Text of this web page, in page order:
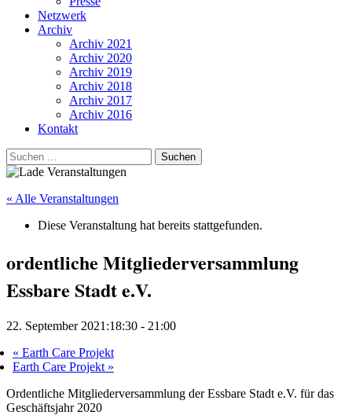
Netzwerk
Archiv
Archiv 2021
Archiv 2020
Archiv 2019
Archiv 2018
Archiv 2017
Archiv 2016
Kontakt
Suchen
nach:
« Alle Veranstaltungen
Diese Veranstaltung hat bereits stattgefunden.
ordentliche Mitgliederversammlung
Essbare Stadt e.V.
22. September 2021:18:30 - 21:00
« Earth Care Projekt
Earth Care Projekt »
Ordentliche Mitgliederversammlung der Essbare Stadt e.V. für das
Geschäftsjahr 2020